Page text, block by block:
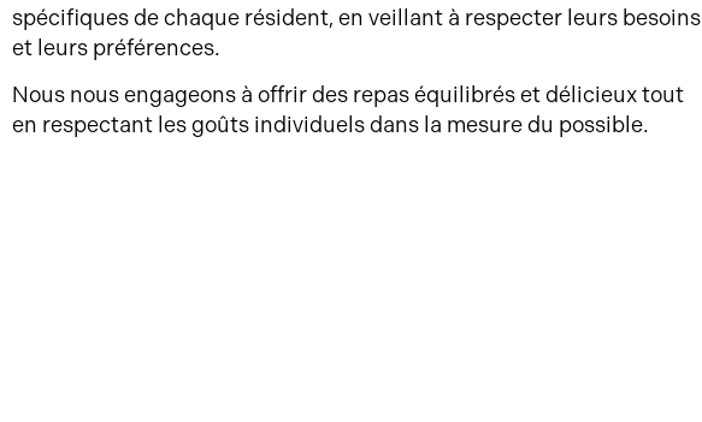
spécifiques de chaque résident, en veillant à respecter leurs besoins
et leurs préférences.
Nous nous engageons à offrir des repas équilibrés et délicieux tout
en respectant les goûts individuels dans la mesure du possible.